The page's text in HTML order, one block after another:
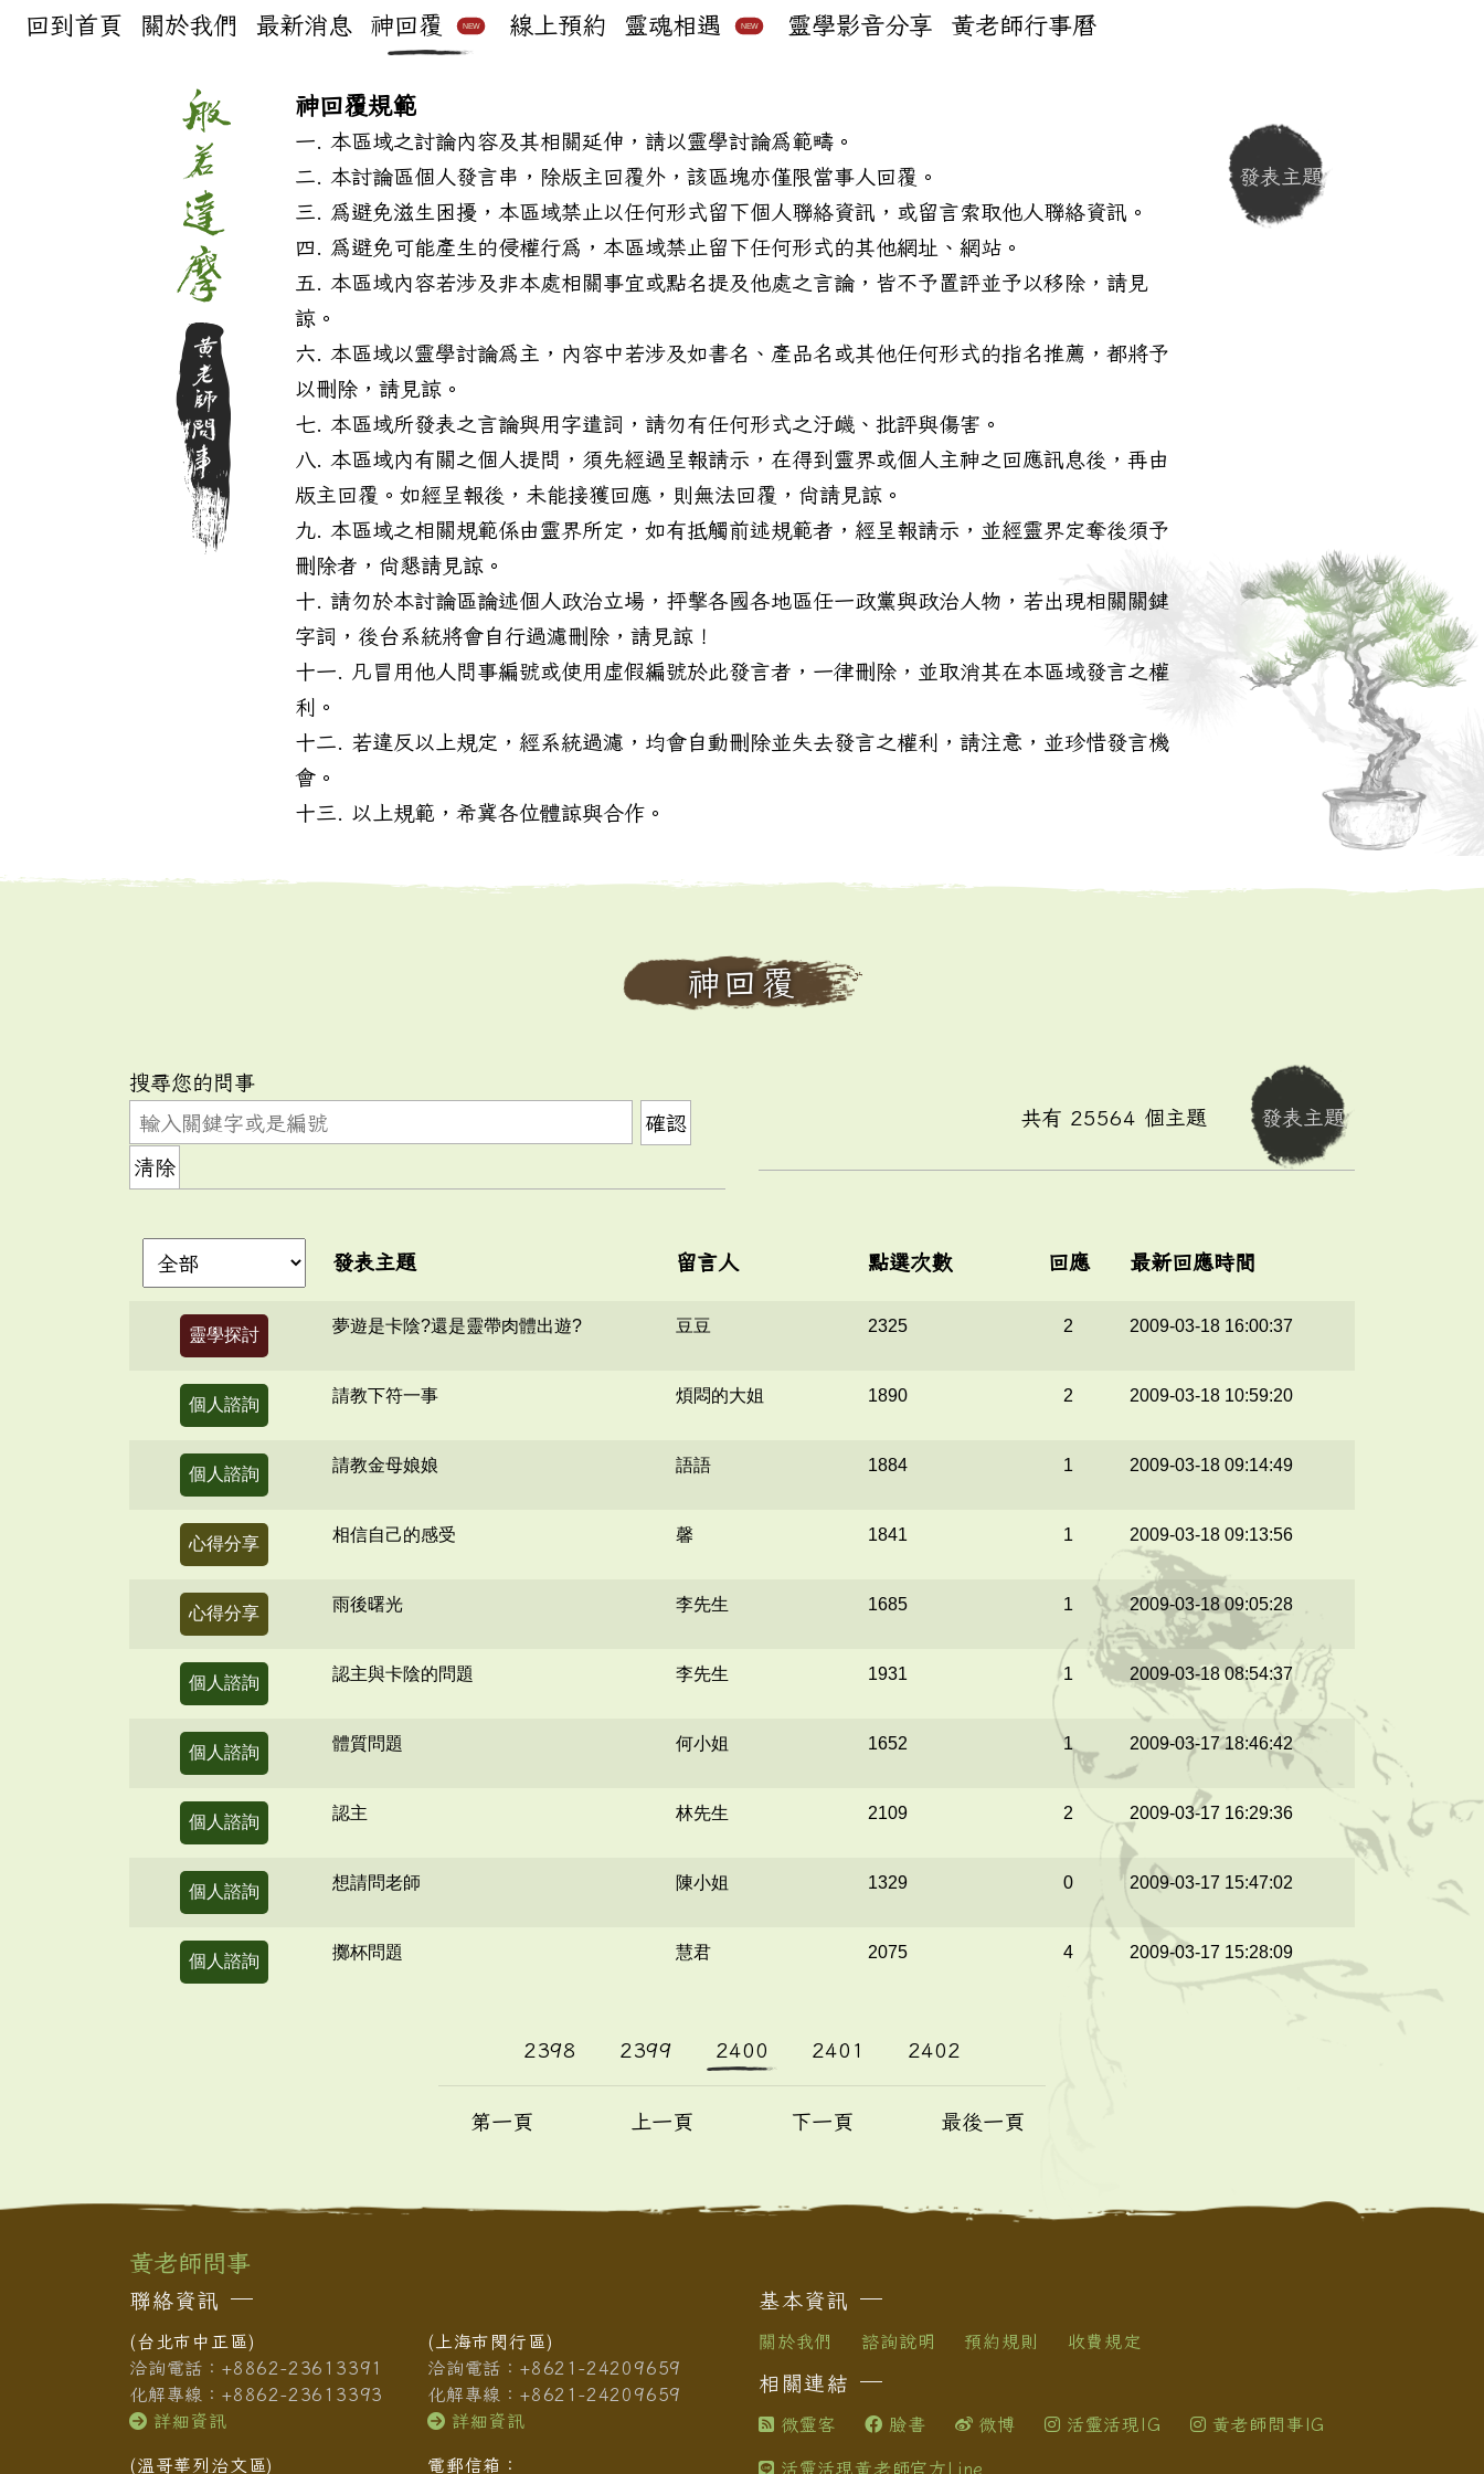
回到首頁 關於我們 最新消息 神回覆 NEW 線上預約 靈魂相遇 NEW 靈學影音分享 黃老師行事曆
神回覆規範
本區域之討論內容及其相關延伸，請以靈學討論為範疇。
本討論區個人發言串，除版主回覆外，該區塊亦僅限當事人回覆。
為避免滋生困擾，本區域禁止以任何形式留下個人聯絡資訊，或留言索取他人聯絡資訊。
為避免可能產生的侵權行為，本區域禁止留下任何形式的其他網址、網站。
本區域內容若涉及非本處相關事宜或點名提及他處之言論，皆不予置評並予以移除，請見
諒。
本區域以靈學討論為主，內容中若涉及如書名、產品名或其他任何形式的指名推薦，都將予
以刪除，請見諒。
本區域所發表之言論與用字遣詞，請勿有任何形式之汙衊、批評與傷害。
本區域內有關之個人提問，須先經過呈報請示，在得到靈界或個人主神之回應訊息後，再由
版主回覆。如經呈報後，未能接獲回應，則無法回覆，尚請見諒。
本區域之相關規範係由靈界所定，如有抵觸前述規範者，經呈報請示，並經靈界定奪後須予
刪除者，尚懇請見諒。
請勿於本討論區論述個人政治立場，抨擊各國各地區任一政黨與政治人物，若出現相關關鍵
字詞，後台系統將會自行過濾刪除，請見諒！
凡冒用他人問事編號或使用虛假編號於此發言者，一律刪除，並取消其在本區域發言之權
利。
若違反以上規定，經系統過濾，均會自動刪除並失去發言之權利，請注意，並珍惜發言機
會。
以上規範，希冀各位體諒與合作。
發表主題
神回覆
搜尋您的問事
確認
清除
共有 25564 個主題 發表主題
發表主題 留言人 點選次數 回應 最新回應時間
靈學探討 夢遊是卡陰?還是靈帶肉體出遊? 豆豆 2325 2 2009-03-18 16:00:37
個人諮詢 請教下符一事 煩悶的大姐 1890 2 2009-03-18 10:59:20
個人諮詢 請教金母娘娘 語語 1884 1 2009-03-18 09:14:49
心得分享 相信自己的感受 馨 1841 1 2009-03-18 09:13:56
心得分享 雨後曙光 李先生 1685 1 2009-03-18 09:05:28
個人諮詢 認主與卡陰的問題 李先生 1931 1 2009-03-18 08:54:37
個人諮詢 體質問題 何小姐 1652 1 2009-03-17 18:46:42
個人諮詢 認主 林先生 2109 2 2009-03-17 16:29:36
個人諮詢 想請問老師 陳小姐 1329 0 2009-03-17 15:47:02
個人諮詢 擲杯問題 慧君 2075 4 2009-03-17 15:28:09
2398 2399 2400 2401 2402
第一頁 上一頁 下一頁 最後一頁
黃老師問事
聯絡資訊
(台北市中正區)
洽詢電話：+8862-23613391
化解專線：+8862-23613393
詳細資訊
(上海市閔行區)
洽詢電話：+8621-24209659
化解專線：+8621-24209659
詳細資訊
(溫哥華列治文區)
電郵信箱：
基本資訊
關於我們 諮詢說明 預約規則 收費規定
相關連結
微靈客 臉書 微博 活靈活現IG
黃老師問事IG
活靈活現黃老師官方Line